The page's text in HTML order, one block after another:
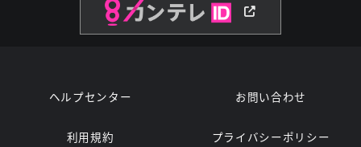
ヘルプセンター お問い合わせ
利用規約 プライバシーポリシー